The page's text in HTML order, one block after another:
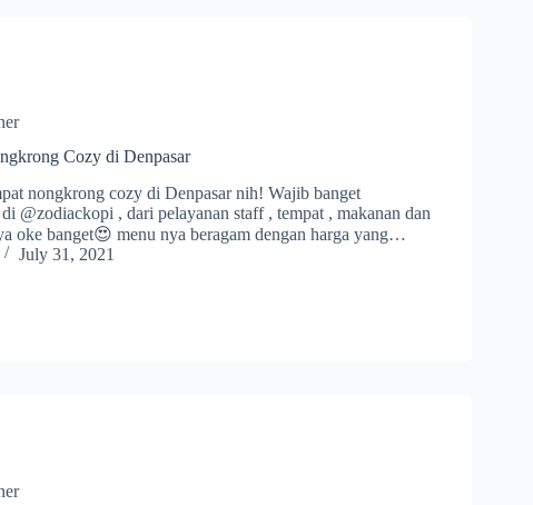
Cozy di Denpasar
nongkrong cozy di Denpasar nih! Wajib banget
@zodiackopi , dari pelayanan staff , tempat , makanan dan
oke banget😍 menu nya beragam dengan harga yang…
July 31, 2021